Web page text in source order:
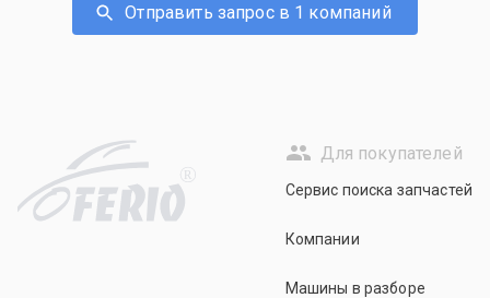
Отправить запрос в 1 компаний
R
Для покупателей
Сервис поиска запчастей
Компании
Машины в разборе